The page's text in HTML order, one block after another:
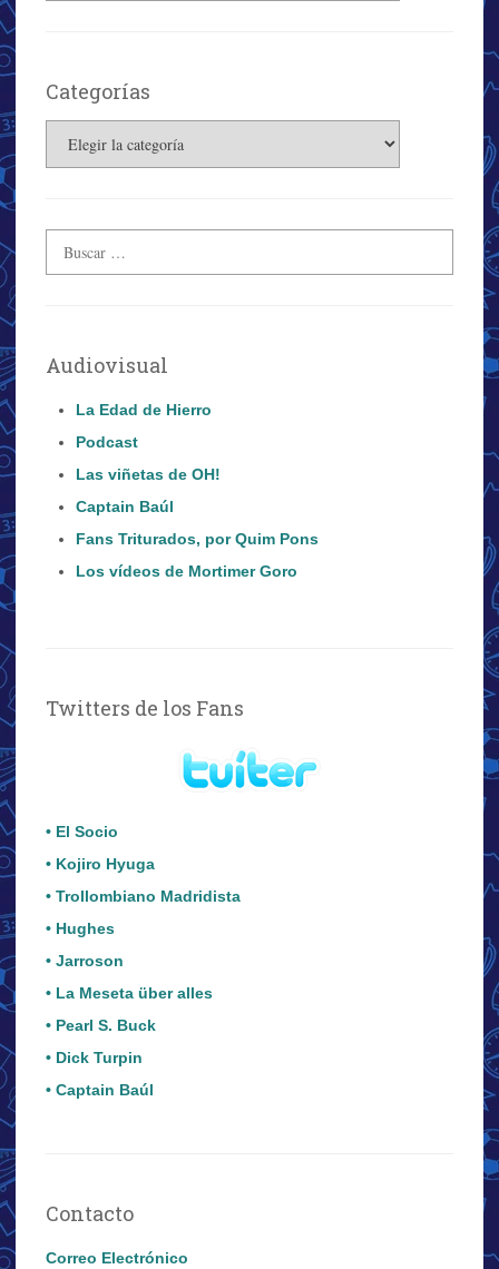
Categorías
Audiovisual
La Edad de Hierro
Podcast
Las viñetas de OH!
Captain Baúl
Fans Triturados, por Quim Pons
Los vídeos de Mortimer Goro
Twitters de los Fans
• El Socio
• Kojiro Hyuga
• Trollombiano Madridista
• Hughes
• Jarroson
• La Meseta über alles
• Pearl S. Buck
• Dick Turpin
• Captain Baúl
Contacto
Correo Electrónico